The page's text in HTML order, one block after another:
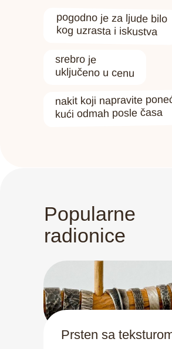
pogodno je za ljude bilo
kog uzrasta i iskustva
srebro je
uključeno u cenu
nakit koji napravite
kući odmah posle časa
Popularne
radionice
Prsten sa